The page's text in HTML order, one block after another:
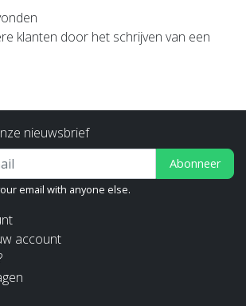
klanten door het schrijven van een
nieuwsbrief
Abonneer
email with anyone else.
account